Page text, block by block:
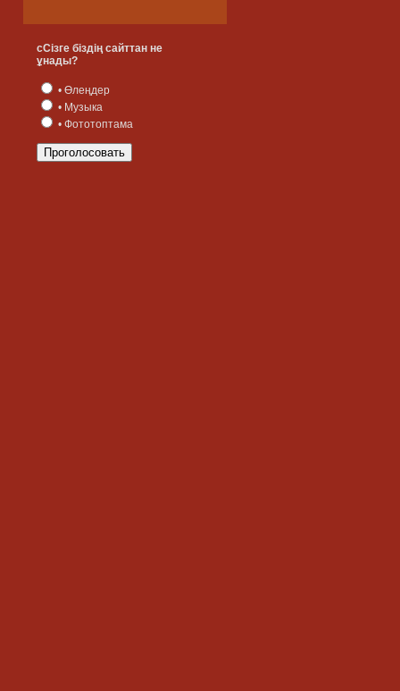
сСізге біздің сайттан не
ұнады?
• Өлеңдер
• Музыка
• Фототоптама